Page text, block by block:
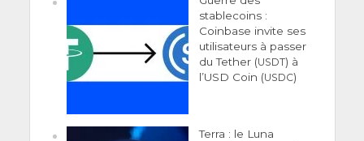
stablecoins :
Coinbase invite ses
utilisateurs à passer
du Tether (USDT) à
l’USD Coin (USDC)
Terra : le Luna